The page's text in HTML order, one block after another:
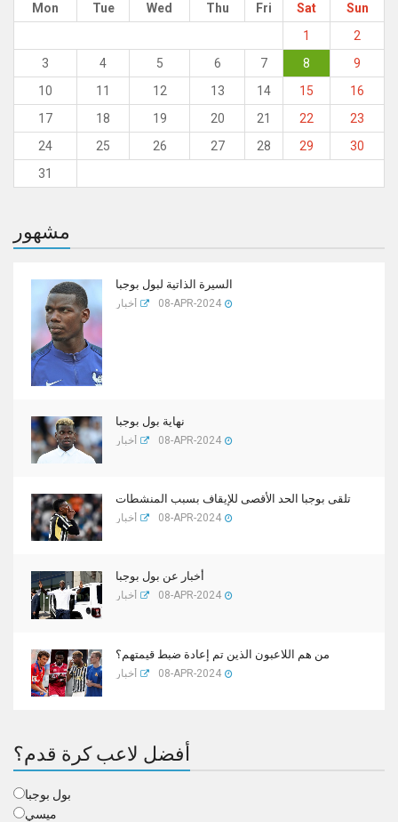
Mon
Tue Wed Thu Fri Sat
Sun
1
2
3
4 5 6 7 8
9
10
11 12 13 14 15
16
17
18 19 20 21 22
23
24
25 26 27 28 29
30
31
مشهور
السيرة الذاتية لبول بوجبا
أخبار 08-APR-2024
نهاية بول بوجبا
أخبار 08-APR-2024
تلقى بوجبا الحد الأقصى للإيقاف بسبب المنشطات
أخبار 08-APR-2024
أخبار عن بول بوجبا
أخبار 08-APR-2024
من هم اللاعبون الذين تم إعادة ضبط قيمتهم؟
أخبار 08-APR-2024
أفضل لاعب كرة قدم؟
بول بوجبا
ميسي